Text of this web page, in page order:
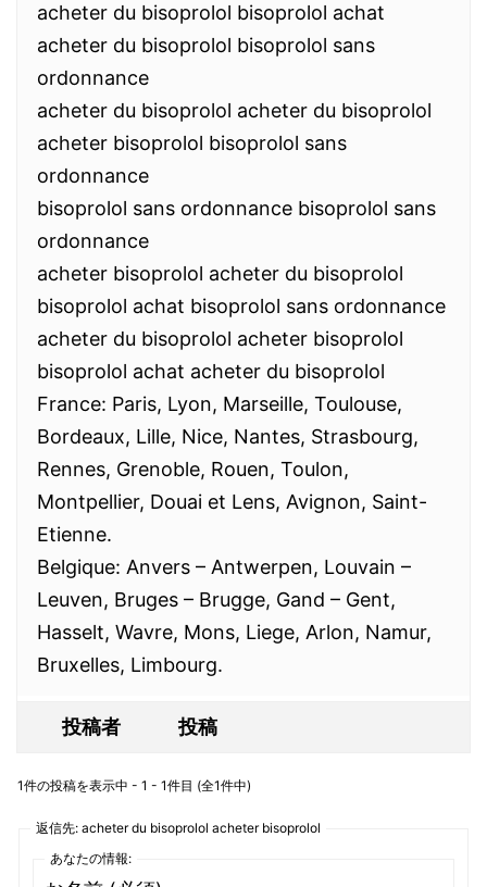
acheter du bisoprolol bisoprolol achat
acheter du bisoprolol bisoprolol sans
ordonnance
acheter du bisoprolol acheter du bisoprolol
acheter bisoprolol bisoprolol sans
ordonnance
bisoprolol sans ordonnance bisoprolol sans
ordonnance
acheter bisoprolol acheter du bisoprolol
bisoprolol achat bisoprolol sans ordonnance
acheter du bisoprolol acheter bisoprolol
bisoprolol achat acheter du bisoprolol
France: Paris, Lyon, Marseille, Toulouse,
Bordeaux, Lille, Nice, Nantes, Strasbourg,
Rennes, Grenoble, Rouen, Toulon,
Montpellier, Douai et Lens, Avignon, Saint-
Etienne.
Belgique: Anvers – Antwerpen, Louvain –
Leuven, Bruges – Brugge, Gand – Gent,
Hasselt, Wavre, Mons, Liege, Arlon, Namur,
Bruxelles, Limbourg.
投稿者 投稿
1件の投稿を表示中 - 1 - 1件目 (全1件中)
返信先: acheter du bisoprolol acheter bisoprolol
あなたの情報: